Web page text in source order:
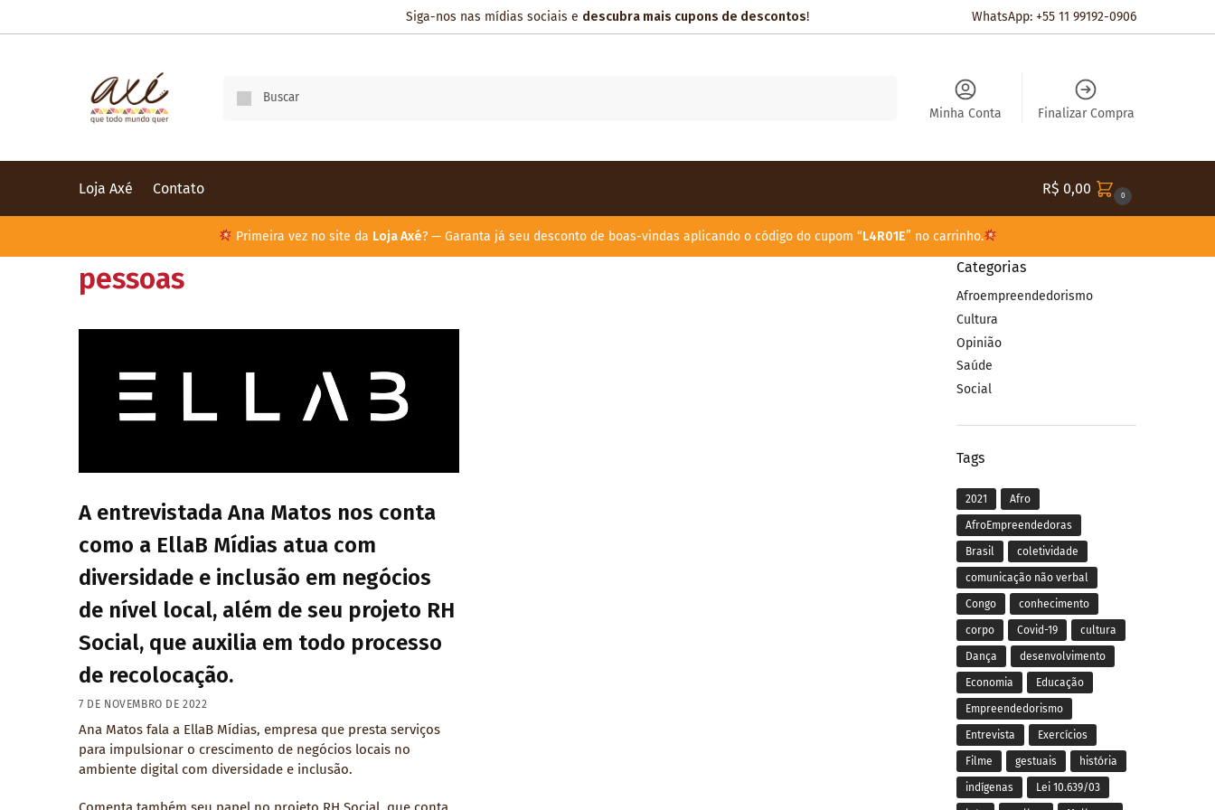
Siga-nos nas mídias sociais e descubra mais cupons de descontos! WhatsApp: +55 11 99192-0906
Minha Conta Finalizar Compra
Loja Axé Contato R$ 0,00 0
Primeira vez no site da Loja Axé? — Garanta já seu desconto de boas-vindas aplicando o código do cupom “L4R01E” no carrinho.
pessoas
A entrevistada Ana Matos nos conta
como a EllaB Mídias atua com
diversidade e inclusão em negócios
de nível local, além de seu projeto RH
Social, que auxilia em todo processo
de recolocação.
7 DE NOVEMBRO DE 2022
Ana Matos fala a EllaB Mídias, empresa que presta serviços
para impulsionar o crescimento de negócios locais no
ambiente digital com diversidade e inclusão.
Categorias
Afroempreendedorismo
Cultura
Opinião
Saúde
Social
Tags
2021 Afro
AfroEmpreendedoras
Brasil coletividade
comunicação não verbal
Congo conhecimento
corpo Covid-19 cultura
Dança desenvolvimento
Economia Educação
Empreendedorismo
Entrevista Exercícios
Filme gestuais história
indígenas Lei 10.639/03